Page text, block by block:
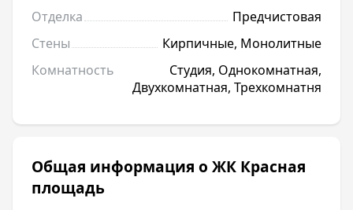
Отделка
Предчистовая
Стены
Кирпичные, Монолитные
Комнатность
Студия, Однокомнатная,
Двухкомнатная, Трехкомнатня
Общая информация о ЖК Красная
площадь